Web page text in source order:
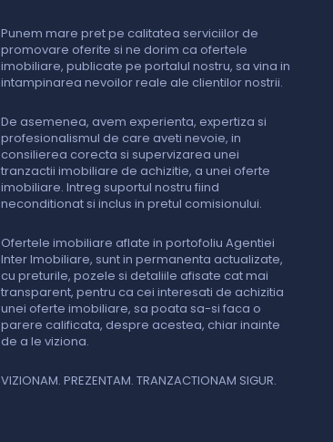
Punem mare pret pe calitatea serviciilor de
promovare oferite si ne dorim ca ofertele
imobiliare, publicate pe portalul nostru, sa vina in
intampinarea nevoilor reale ale clientilor nostrii.
De asemenea, avem experienta, expertiza si
profesionalismul de care aveti nevoie, in
consilierea corecta si supervizarea unei
tranzactii imobiliare de achizitie, a unei oferte
imobiliare. Intreg suportul nostru fiind
neconditionat si inclus in pretul comisionului.
Ofertele imobiliare aflate in portofoliu Agentiei
Inter Imobiliare, sunt in permanenta actualizate,
cu preturile, pozele si detaliile afisate cat mai
transparent, pentru ca cei interesati de achizitia
unei oferte imobiliare, sa poata sa-si faca o
parere calificata, despre acestea, chiar inainte
de a le viziona.
VIZIONAM. PREZENTAM. TRANZACTIONAM SIGUR.